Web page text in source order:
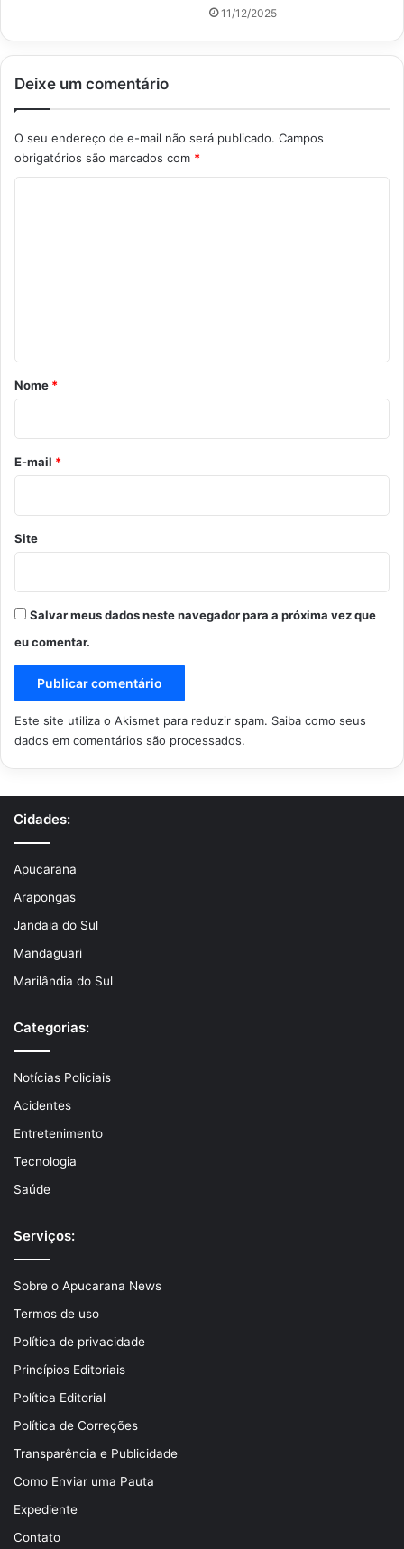
11/12/2025
Deixe um comentário
O seu endereço de e-mail não será publicado. Campos
obrigatórios são marcados com *
r
o
*
Nome *
E-mail *
Site
Salvar meus dados neste navegador para a próxima vez que
eu comentar.
Este site utiliza o Akismet para reduzir spam. Saiba como seus
dados em comentários são processados.
Cidades:
Apucarana
Arapongas
Jandaia do Sul
Mandaguari
Marilândia do Sul
Categorias:
Notícias Policiais
Acidentes
Entretenimento
Tecnologia
Saúde
Serviços:
Sobre o Apucarana News
Termos de uso
Política de privacidade
Princípios Editoriais
Política Editorial
Política de Correções
Transparência e Publicidade
Como Enviar uma Pauta
Expediente
Contato